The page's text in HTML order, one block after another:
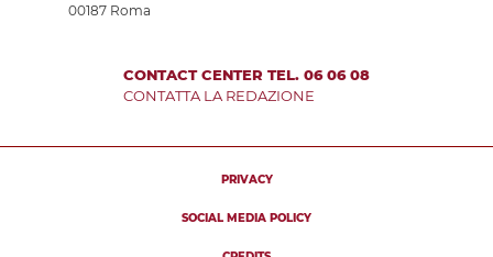
00187 Roma
CONTACT CENTER TEL. 06 06 08
CONTATTA LA REDAZIONE
PRIVACY
SOCIAL MEDIA POLICY